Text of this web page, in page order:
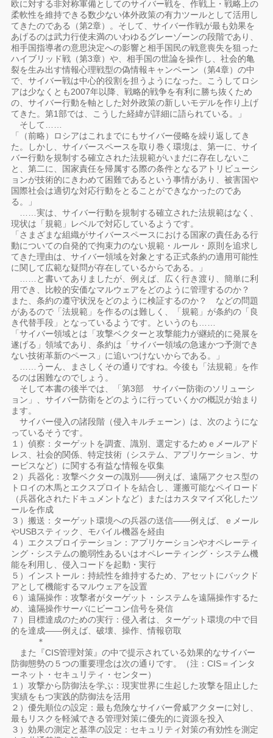
欧に対する非対称軍備としてのサイバー戦を、作戦上・戦略上の
柔軟性を維持できる数少ない体外政策の有力ツールとして活用し
てきたのである（第2章）。そして、サイバー作戦が最も効果を
あげるのは武力行使未満のいわゆるグレーゾーンの段階であり、
相手国指導者の意思決定への影響と相手国民の戦意喪失を狙った
ハイブリッド戦（第3章）や、相手国の世論を操作し、社会的亀
裂を生み出す情報心理戦型の偽情報キャンペーン（第4章）の中
で、サイバー戦は中心的役割を担うようになった。こうしてロシ
アは少なくとも2007年以降、戦略的戦争を有利に勝ち抜くため
の、サイバー行動を軸とした対外政策の新しいモデルを作り上げ
てきた。第1部では、こうした経緯が詳細に語られている。」
そして……
「（前略）ロシアはこれまでにもサイバー侵略を繰り返してき
た。しかし、サイバースペースを取り巻く環境は、第一に、サイ
バー行動を規制する確立された法規範がいまだに存在しないこ
と、第二に、国家責任を帰属する際の条件となるアトリビューシ
ョンが技術的にきわめて困難であるという事情があり、被害国や
国際社会は適切な対応行動をとることができなかったのであ
る。」
……実は、サイバー行動を規制する確立された法規範はなく、
現状は「規範」レベルで対応しているようです。
「さまざまな組織がサイバースペースにおける国家の責任ある行
動についての自発的で拘束力のない規範・ルール・原則を追求し
てきた理由は、サイバー領域を対象とする正式条約の適用可能性
に関して広範な疑問が存在しているからである。」
……と書いてありましたが、例えば、広く行き渡り、簡単に利
用でき、比較的安価なマルウェアをどのように管理するのか？
また、条約の遵守状況をどのように検証するのか？ などの問題
があるので「法規範」を作るのは難しく、「規範」が条約の「良
き代替手段」となっているようです。というのも……
「サイバー領域とは「攻撃ベクターと攻撃能力が継続的に発展を
遂げる」領域であり、条約は「サイバー領域の急速かつ予測でき
ない技術革新のペース」に追いつけないからである。」
……うーん、まさしくその通りですね。今後も「法規範」を作
るのは困難なのでしょう。
そして本書の後半では、「第3部 サイバー防衛のソリューシ
ョン」、サイバー防衛をどのように行っていくかの概説が始まり
ます。
サイバー侵入の諸段階（侵入キルチェーン）は、次のようにな
っているそうです。
１）偵察：ターゲットを調査、識別、選定するためｅメールアド
レス、社会的関係、特定技術（システム、アプリケーション、サ
ービスなど）に関する有益な情報を収集
２）兵器化：攻撃ベクターの識別――例えば、遠隔アクセス型の
トロイの木馬とエクスプロイトを結合し、運搬可能なペイロード
（兵器化されたドキュメントなど）またはカスタマイズ化したツ
ールを作成
３）搬送：ターゲット環境への兵器の送信――例えば、ｅメール
やUSBスティック、モバイル機器を経由
４）エクスプロイテーション：アプリケーションやオペレーティ
ング・システムの脆弱性あるいはオペレーティング・システム機
能を利用し、侵入コードを起動・実行
５）インストール：持続性を維持するため、アセットにバックド
アとして機能するマルウェアを設置
６）遠隔操作：攻撃者がターゲット・システムを遠隔操作するた
め、遠隔操作サーバにビーコン信号を発信
７）目標達成のための実行：侵入者は、ターゲット環境の中で目
的を達成――例えば、破壊、操作、情報窃取
＊
また『CIS管理対策』の中で提示されている効果的なサイバー
防御態勢の５つの重要理念は次の通りです。（注：CIS＝インタ
ーネット・セキュリティ・センター）
１）攻撃から防御法を学ぶ：現実世界に生起した攻撃を阻止した
実績をもつ実践的防御法を活用
２）優先順位の設定：最も危険なサイバー脅威アクターに対し、
最もリスクを軽減できる管理対策に優先的に資源を投入
３）効果の測定と基準の設定：セキュリティ対策の有効性を測定